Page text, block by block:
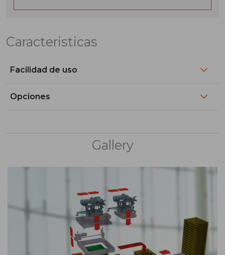
Caracteristicas
Facilidad de uso
Opciones
Gallery